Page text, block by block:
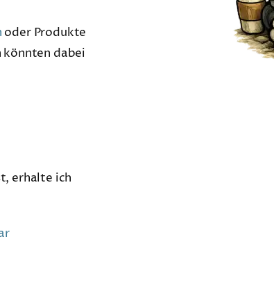
oder Produkte
könnten dabei
erhalte ich